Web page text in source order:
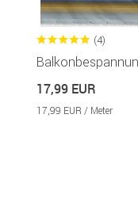
(4)
17,99 EUR
17,99 EUR / Meter